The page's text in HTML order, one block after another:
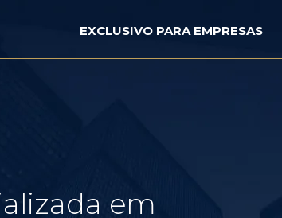
EXCLUSIVO PARA EMPRESAS
em